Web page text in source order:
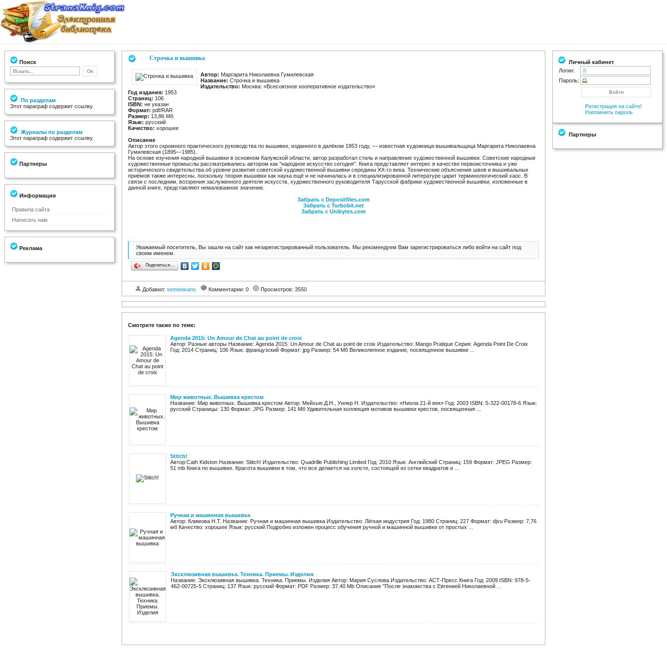
Поиск
По разделам
Этот параграф содержит ссылку.
Журналы по разделам
Этот параграф содержит ссылку.
Партнеры
Информация
Правила сайта
Написать нам
Реклама
Строчка и вышивка
Автор: Маргарита Николаевна Гумилевская
Название: Строчка и вышивка
Издательство: Москва: «Всесоюзное кооперативное издательство»
Год издания: 1953
Страниц: 106
ISBN: не указан
Формат: pdf/RAR
Размер: 13,86 Мб
Язык: русский
Качество: хорошее
Описание
Автор этого скромного практического руководства по вышивке, изданного в далёком 1953 году, — известная художница-вышивальщица Маргарита Николаевна
Гумилевская (1895—1985).
На основе изучения народной вышивки в основном Калужской области, автор разработал стиль и направление художественной вышивки. Советские народные
художественные промыслы рассматривались автором как "народное искусство сегодня". Книга представляет интерес в качестве первоисточника и уже
исторического свидетельства об уровне развития советской художественной вышивки середины XX-го века. Технические объяснения швов и вышивальных
приёмов также интересны, поскольку теория вышивки как наука ещё и не начиналась и в специализированной литературе царит терминологический хаос. В
связи с последним, воззрения заслуженного деятеля искусств, художественного руководителя Тарусской фабрики художественной вышивки, изложенные в
данной книге, представляют немаловажное значение.
Забрать с Depositfiles.com
Забрать с Turbobit.net
Забрать с Unibytes.com
Уважаемый посетитель, Вы зашли на сайт как незарегистрированный пользователь. Мы рекомендуем Вам зарегистрироваться либо войти на сайт под
своим именем.
Поделиться…
Добавил: semenivans Комментарии: 0 Просмотров: 3550
Смотрите также по теме:
Agenda 2015: Un Amour de Chat au point de croix
Автор: Разные авторы Название: Agenda 2015: Un Amour de Chat au point de croix Издательство: Mango Pratique Серия: Agenda Point De Croix
Год: 2014 Страниц: 106 Язык: французский Формат: jpg Размер: 54 Мб Великолепное издание, посвященное вышивке ...
Мир животных. Вышивка крестом
Название: Мир животных. Вышивка крестом Автор: Мейхью Д.Н., Уилер Н. Издательство: «Ниола 21-й век» Год: 2003 ISBN: 5-322-00178-6 Язык:
русский Страницы: 130 Формат: JPG Размер: 141 Мб Удивительная коллекция мотивов вышивки крестов, посвященная ...
Stitch!
Автор:Cath Kidston Название: Stitch! Издательство: Quadrille Publishing Limited Год: 2010 Язык: Английский Страниц: 159 Формат: JPEG Размер:
51 mb Книга по вышивке. Красота вышивки в том, что все делается на холсте, состоящей из сетки квадратов и ...
Ручная и машинная вышивка
Автор: Климова Н.Т. Название: Ручная и машинная вышивка Издательство: Лёгкая индустрия Год: 1980 Страниц: 227 Формат: djvu Размер: 7,76
мб Качество: хорошее Язык: русский Подробно изложен процесс обучения ручной и машинной вышивке от простых ...
Эксклюзивная вышивка. Техника. Приемы. Изделия
Название: Эксклюзивная вышивка. Техника. Приемы. Изделия Автор: Мария Суслова Издательство: АСТ-Пресс Книга Год: 2009 ISBN: 978-5-
462-00725-5 Страниц: 137 Язык: русский Формат: PDF Размер: 37.40 Mb Описание "После знакомства с Евгенией Николаевной ...
Личный кабинет
Логин:
Пароль:
Регистрация на сайте!
Напомнить пароль
Партнеры